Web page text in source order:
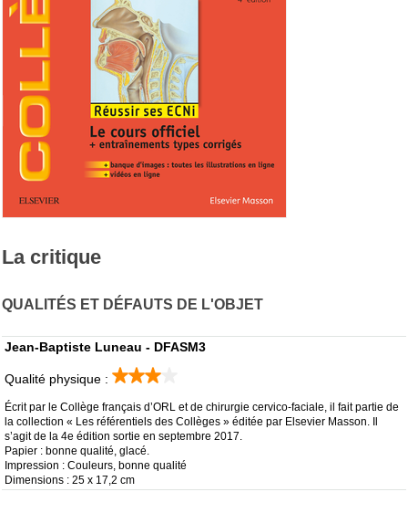
La critique
QUALITÉS ET DÉFAUTS DE L'OBJET
Jean-Baptiste Luneau - DFASM3
Qualité physique :
Écrit par le Collège français d’ORL et de chirurgie cervico-faciale, il fait partie de
la collection « Les référentiels des Collèges » éditée par Elsevier Masson. Il
s’agit de la 4e édition sortie en septembre 2017.
Papier : bonne qualité, glacé.
Impression : Couleurs, bonne qualité
Dimensions : 25 x 17,2 cm